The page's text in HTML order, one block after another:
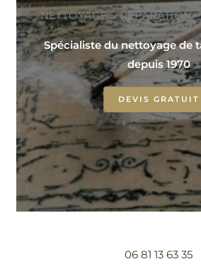
NETTOYAGE ~ RÉPARATION
Spécialiste du nettoyage de
depuis 1970
DEVIS GRATUIT
06 81 13 63 35